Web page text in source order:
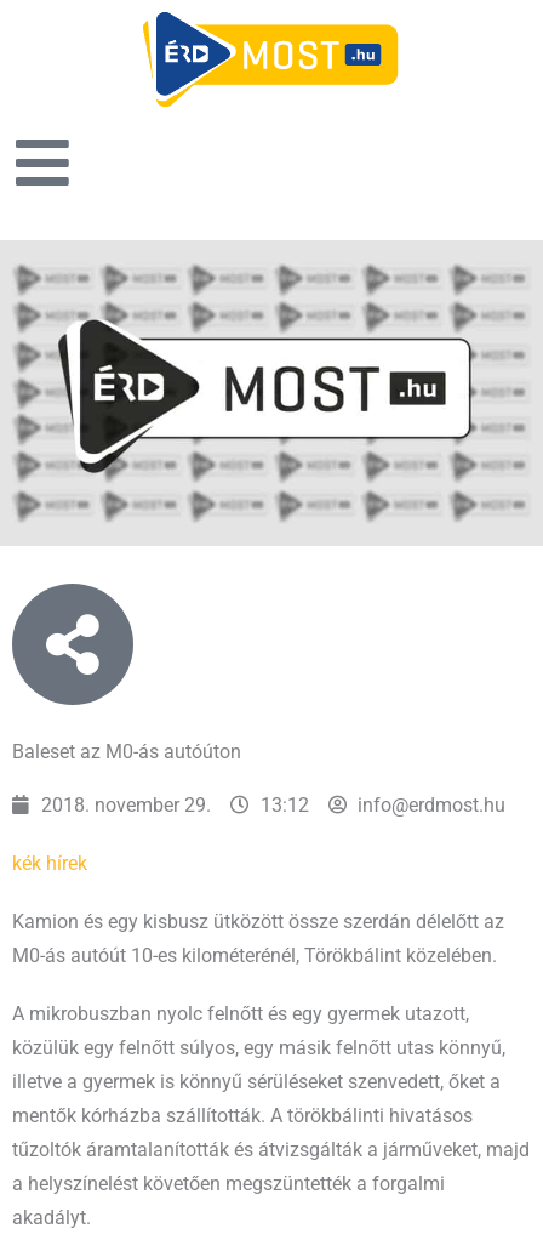
Baleset az M0-ás autóúton
2018. november 29. 13:12 info@erdmost.hu
kék hírek
Kamion és egy kisbusz ütközött össze szerdán délelőtt az
M0-ás autóút 10-es kilométerénél, Törökbálint közelében.
A mikrobuszban nyolc felnőtt és egy gyermek utazott,
közülük egy felnőtt súlyos, egy másik felnőtt utas könnyű,
illetve a gyermek is könnyű sérüléseket szenvedett, őket a
mentők kórházba szállították. A törökbálinti hivatásos
tűzoltók áramtalanították és átvizsgálták a járműveket, majd
a helyszínelést követően megszüntették a forgalmi
akadályt.